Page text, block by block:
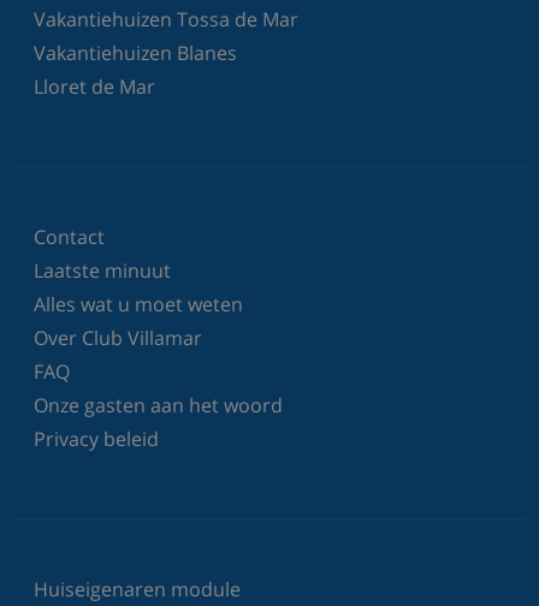
Vakantiehuizen Tossa de Mar
Vakantiehuizen Blanes
Lloret de Mar
Contact
Laatste minuut
Alles wat u moet weten
Over Club Villamar
FAQ
Onze gasten aan het woord
Privacy beleid
Huiseigenaren module